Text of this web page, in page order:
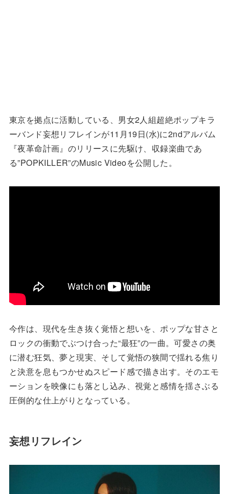
東京を拠点に活動している、男女2人組超絶ポップキラ
ーバンド妄想リフレインが11月19日(水)に2ndアルバム
『夜革命計画』のリリースに先駆け、収録楽曲であ
る”POPKILLER”のMusic Videoを公開した。
今作は、現代を生き抜く覚悟と想いを、ポップな甘さと
ロックの衝動でぶつけ合った“最狂”の一曲。可愛さの奥
に潜む狂気、夢と現実、そして覚悟の狭間で揺れる焦り
と決意を息もつかせぬスピード感で描き出す。そのエモ
ーションを映像にも落とし込み、視覚と感情を揺さぶる
圧倒的な仕上がりとなっている。
妄想リフレイン